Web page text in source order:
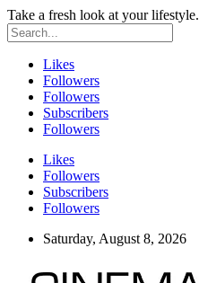
Take a fresh look at your lifestyle.
Likes
Followers
Followers
Subscribers
Followers
Likes
Followers
Subscribers
Followers
Saturday, August 8, 2026